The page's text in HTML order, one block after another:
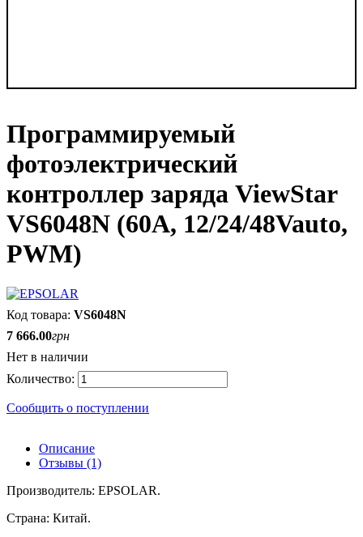
Программируемый
фотоэлектрический
контроллер заряда ViewStar
VS6048N (60А, 12/24/48Vauto,
PWM)
VS6048N
7 666.00грн
Нет в наличии
Сообщить о поступлении
Описание
Отзывы (1)
Производитель: EPSOLAR.
Страна: Китай.